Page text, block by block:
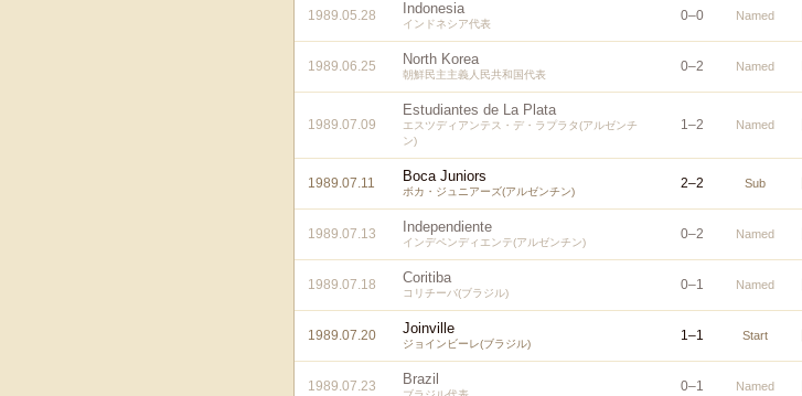
1989.05.28 Indonesia
インドネシア代表
0–0 Named
1989.06.25 North Korea
朝鮮民主主義人民共和国代表
0–2 Named
1989.07.09
Estudiantes de La Plata
エスツディアンテス・デ・ラプラタ(アルゼンチ
ン)
1–2 Named
1989.07.11 Boca Juniors
ボカ・ジュニアーズ(アルゼンチン)
2–2 Sub
1989.07.13 Independiente
インデペンディエンテ(アルゼンチン)
0–2 Named
1989.07.18 Coritiba
コリチーバ(ブラジル)
0–1 Named
1989.07.20 Joinville
ジョインビーレ(ブラジル)
1–1 Start
1989.07.23 Brazil 0–1 Named